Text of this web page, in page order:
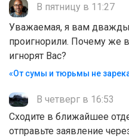
В пятницу в 11:27
Уважаемая, я вам
проигнорили. Почему же
игнорят Вас?
«От сумы и тюрьмы не
В четверг в 16:53
Сходите в ближайшее
отправьте заявление